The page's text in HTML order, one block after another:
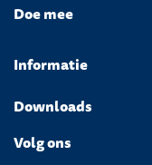
Doe mee
Informatie
Downloads
Volg ons